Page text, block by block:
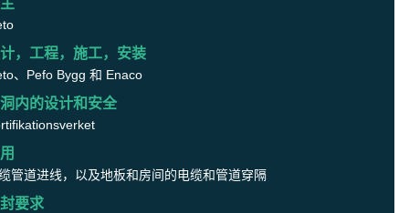
，工程，施工，安装
、Pefo Bygg 和 Enaco
内的设计和安全
管道进线，以及地板和房间的电缆和管道穿隔
要求